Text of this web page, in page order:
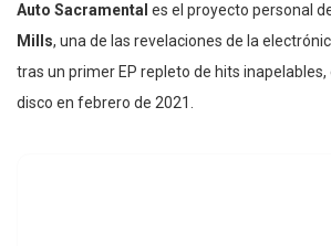
Auto Sacramental es el proyecto personal
Mills, una de las revelaciones de la
tras un primer EP repleto de hits
disco en febrero de 2021.